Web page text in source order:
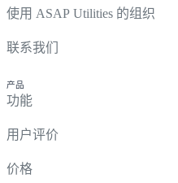
使用 ASAP Utilities 的组织
联系我们
产品
功能
用户评价
价格